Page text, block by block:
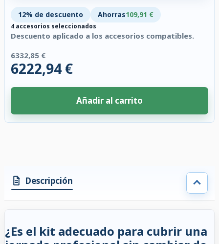
12% de descuento Ahorras109,91 €
4 accesorios seleccionados
Descuento aplicado a los accesorios compatibles.
6332,85 €
6222,94 €
Añadir al carrito
Descripción
¿Es el kit adecuado para cubrir una